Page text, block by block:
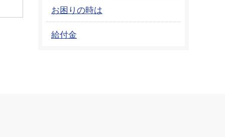
お困りの時は
給付金